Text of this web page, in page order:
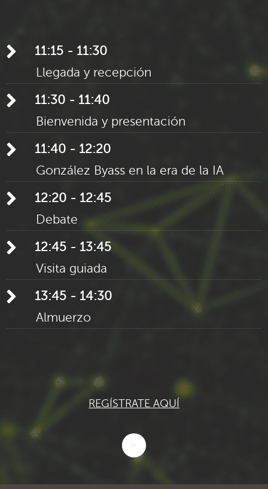
11:15 - 11:30
Llegada y recepción
11:30 - 11:40
Bienvenida y presentación
11:40 - 12:20
González Byass en la era de la IA
12:20 - 12:45
Debate
12:45 - 13:45
Visita guiada
13:45 - 14:30
Almuerzo
REGÍSTRATE AQUÍ